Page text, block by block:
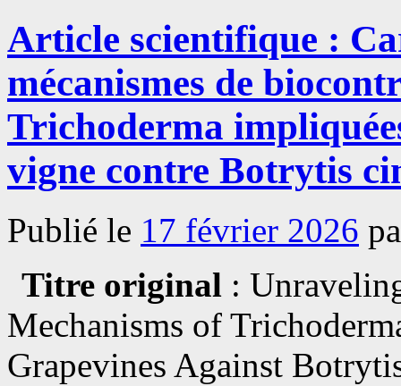
Article scientifique :
mécanismes de
Trichoderma
vigne contre Botrytis
Publié le 17 février 2026
Titre original :
Mechanisms of
Grapevines Against